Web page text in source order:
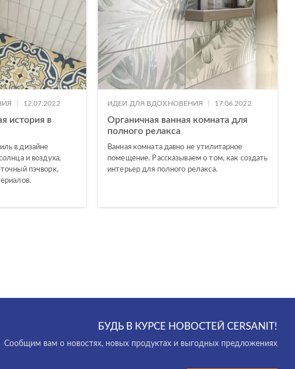
12.07.2022
история в
в дизайне
и воздуха,
пэчворк,
ИДЕИ ДЛЯ ВДОХНОВЕНИЯ 17.06.2022
Органичная ванная комната для
полного релакса
Ванная комната давно не утилитарное
помещение. Рассказываем о том, как создать
интерьер для полного релакса.
БУДЬ В КУРСЕ НОВОСТЕЙ CERSANIT!
Cообщим вам о новостях, новых продуктах и выгодных предложениях